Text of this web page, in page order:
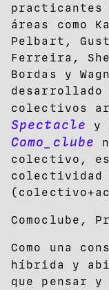
áreas como
Pelbart,
Ferreira,
Bordas y
desarrollado
colectivos
Spectacle
y
Como_clube
colectivo, es
colectividad
Comoclube,
Como una
híbrida y
que pensar y